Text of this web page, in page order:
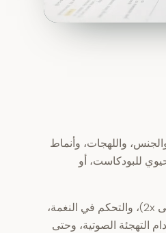
والجنس، واللهجات، وأنماط
للبودكاست، أو
قم بضبط كل صوت بدقة مع إمكانية تعديل السرعة (من 0.5x إلى 2x)، والتحكم في النغمة،
التهجئة الصوتية، وحتى